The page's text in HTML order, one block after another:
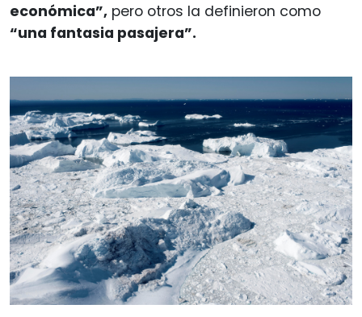
económica”, pero otros la definieron como
“una fantasia pasajera”.